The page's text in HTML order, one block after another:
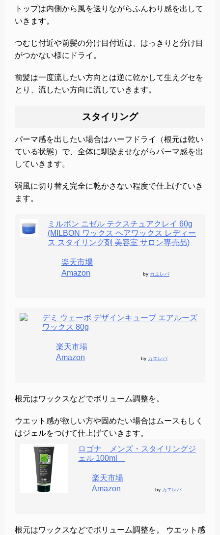
トップは内側から風を送りながらふんわり感を出して
いきます。
つむじ付近や前髪の分け目付近は、はっきりと分け目
がつかない様にドライ。
前髪は一度流したい方向とは逆に乾かして生えグセを
とり、流したい方向に流していきます。
スタイリング
パーマ感を出したい場合はハーフドライ（根元は乾い
ている状態）で、全体に馴染ませながらパーマ感を出
していきます。
弱風に切り替え完全に乾かさない程度で仕上げていき
ます。
ミルボン ニゼル テクスチュアクレイ 60g
(MILBON ワックス ヘアワックス レディー
ス スタイリング剤 美容室 サロン専売品)
楽天市場
Amazon
by カエレバ
デミ ウェーボ デザインキューブ エアルーズ
ワックス 80g
楽天市場
Amazon
by カエレバ
根元はワックスなどでボリューム調整を。
ウエット感が欲しい方や固めたい場合はムースもしく
はジェルをつけて仕上げていきます。
ロゴナ メンズ・スタイリングジ
ェル 100ml
楽天市場
Amazon
by カエレバ
根元はワックスなどでボリューム調整を。 ウエット感